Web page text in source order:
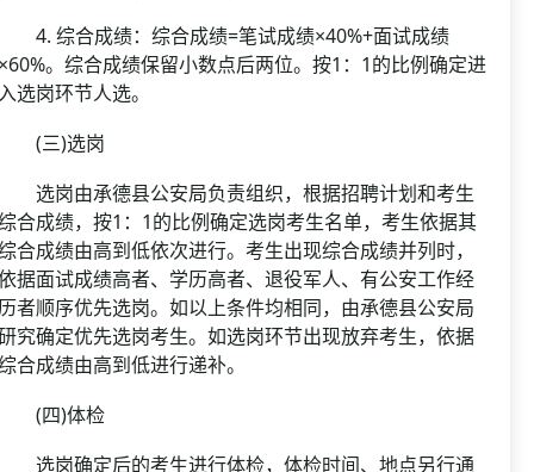
综合成绩：综合成绩=笔试成绩×40%+面试成绩
。综合成绩保留小数点后两位。按1：1的比例确定进
选岗环节人选。
三)选岗
岗由承德县公安局负责组织，根据招聘计划和考生
合成绩，按1：1的比例确定选岗考生名单，考生依据其
合成绩由高到低依次进行。考生出现综合成绩并列时，
据面试成绩高者、学历高者、退役军人、有公安工作经
者顺序优先选岗。如以上条件均相同，由承德县公安局
究确定优先选岗考生。如选岗环节出现放弃考生，依据
合成绩由高到低进行递补。
四)体检
岗确定后的考生进行体检，体检时间、地点另行通